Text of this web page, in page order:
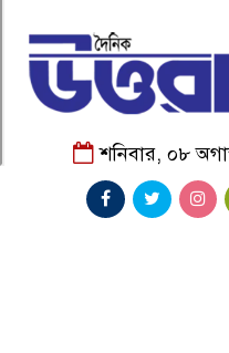
শনিবার, ০৮